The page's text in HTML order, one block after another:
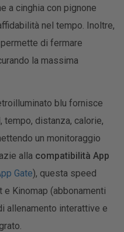
a cinghia con pignone
nel tempo. Inoltre,
permette di fermare
la massima
blu fornisce
distanza, calorie,
un monitoraggio
alla compatibilità App
Gate), questa speed
Kinomap (abbonamenti
allenamento interattive e